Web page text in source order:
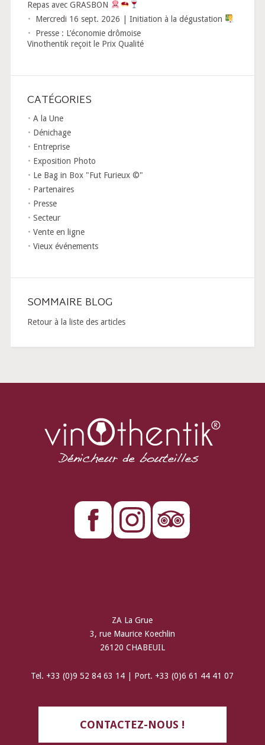
Repas avec GRASBON
Mercredi 16 sept. 2026 | Initiation à la dégustation
Presse : L’économie drômoise
Vinothentik reçoit le Prix Qualité
CATÉGORIES
A la Une
Dénichage
Entreprise
Exposition Photo
Le Bag in Box "Fut Furieux ©"
Partenaires
Presse
Secteur
Vente en ligne
Vieux événements
SOMMAIRE BLOG
Retour à la liste des articles
ZA La Grue
3, rue Maurice Koechlin
26120 CHABEUIL
Tel. +33 (0)9 52 84 63 14 | Port. +33 (0)6 61 44 41 07
CONTACTEZ-NOUS !